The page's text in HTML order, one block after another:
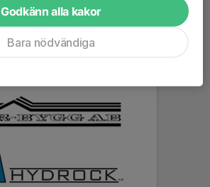
Godkänn alla kakor
Bara nödvändiga